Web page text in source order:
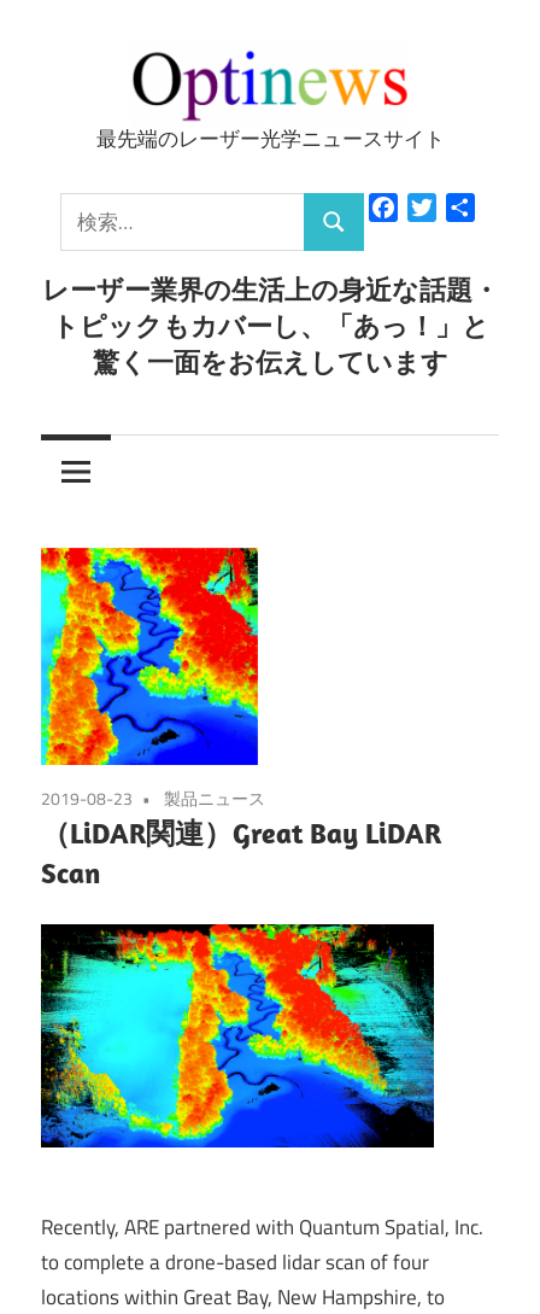
ッ
Optinews
最先端のレーザー光学ニュースサイト
索:
検
索
FacebookTwitter
レーザー業界の生活上の身近な話題・
トピックもカバーし、「あっ！」と
驚く一面をお伝えしています
2019-08-23 製品ニュース
（LiDAR関連）Great Bay LiDAR
Scan
Recently, ARE partnered with Quantum Spatial, Inc.
to complete a drone-based lidar scan of four
locations within Great Bay, New Hampshire, to